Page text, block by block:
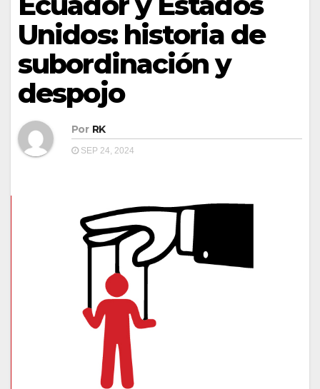
Unidos: historia de
subordinación y
despojo
Por RK
SEP 24, 2024